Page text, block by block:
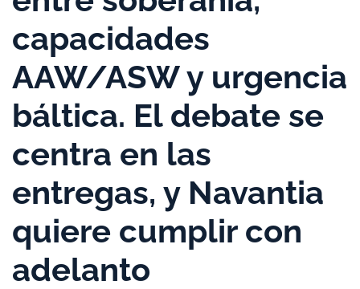
capacidades
AAW/ASW y urgencia
báltica. El debate se
centra en las
entregas, y Navantia
quiere cumplir con
adelanto